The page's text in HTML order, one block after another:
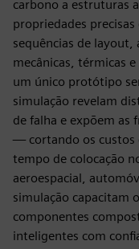
carbono a estruturas
propriedades
sequências de layout,
mecânicas, térmicas
um único protótipo
simulação revelam
de falha e expõem as
— cortando os custos
tempo de colocação
aeroespacial,
simulação capacitam
componentes
inteligentes com